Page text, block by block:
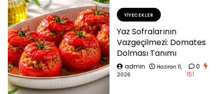
YIYECEKLER
Yaz Sofralarının
Vazgeçilmezi: Domates
Dolması Tanımı
admin
Haziran 11,
2026
0
151